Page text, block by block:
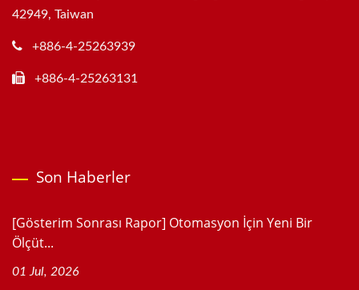
42949, Taiwan
+886-4-25263939
+886-4-25263131
Son Haberler
[Gösterim Sonrası Rapor] Otomasyon İçin Yeni Bir
Ölçüt...
01 Jul, 2026